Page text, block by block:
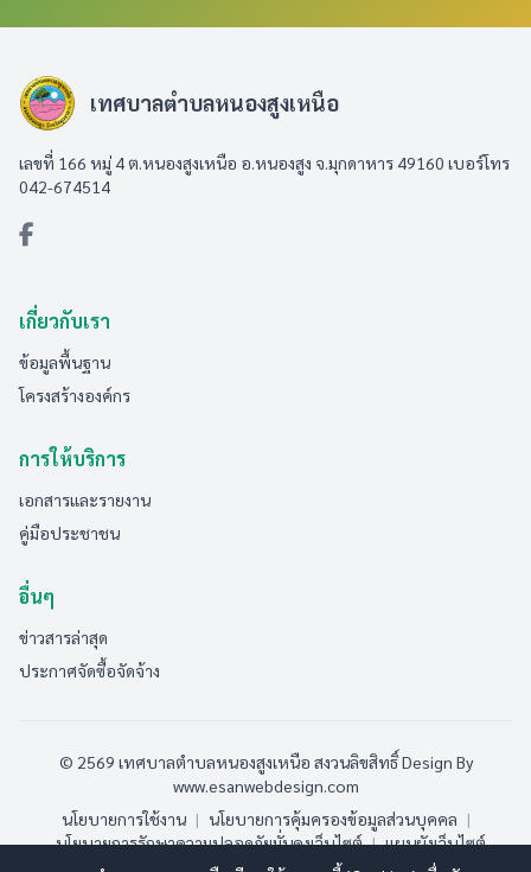
เทศบาลตำบลหนองสูงเหนือ
เลขที่ 166 หมู่ 4 ต.หนองสูงเหนือ อ.หนองสูง จ.มุกดาหาร 49160 เบอร์โทร
042-674514
เกี่ยวกับเรา
ข้อมูลพื้นฐาน
โครงสร้างองค์กร
การให้บริการ
เอกสารและรายงาน
คู่มือประชาชน
อื่นๆ
ข่าวสารล่าสุด
ประกาศจัดซื้อจัดจ้าง
© 2569 เทศบาลตำบลหนองสูงเหนือ สงวนลิขสิทธิ์Design By
www.esanwebdesign.com
นโยบายการใช้งาน | นโยบายการคุ้มครองข้อมูลส่วนบุคคล |
นโยบายการรักษาความปลอดภัยมั่นคงเว็บไซต์ | แผนผังเว็บไซต์